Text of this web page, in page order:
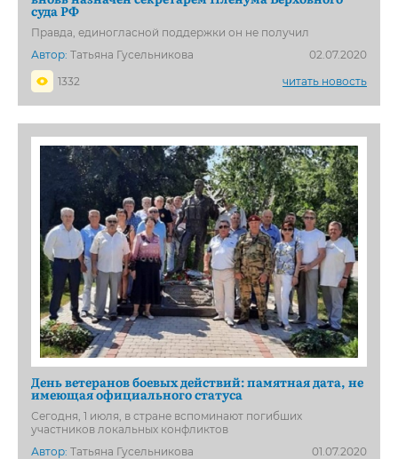
суда РФ
Правда, единогласной поддержки он не получил
Автор: Татьяна Гусельникова
02.07.2020
1332
читать новость
День ветеранов боевых действий: памятная дата, не
имеющая официального статуса
Сегодня, 1 июля, в стране вспоминают погибших
участников локальных конфликтов
Автор: Татьяна Гусельникова
01.07.2020